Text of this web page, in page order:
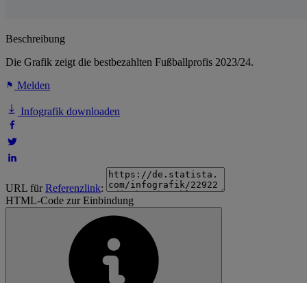
Beschreibung
Die Grafik zeigt die bestbezahlten Fußballprofis 2023/24.
Melden
Infografik downloaden
URL fürReferenzlink:
HTML-Code zur Einbindung